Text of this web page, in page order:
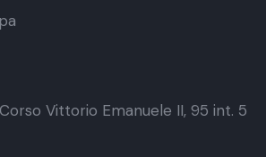
Vittorio Emanuele II, 95 int. 5